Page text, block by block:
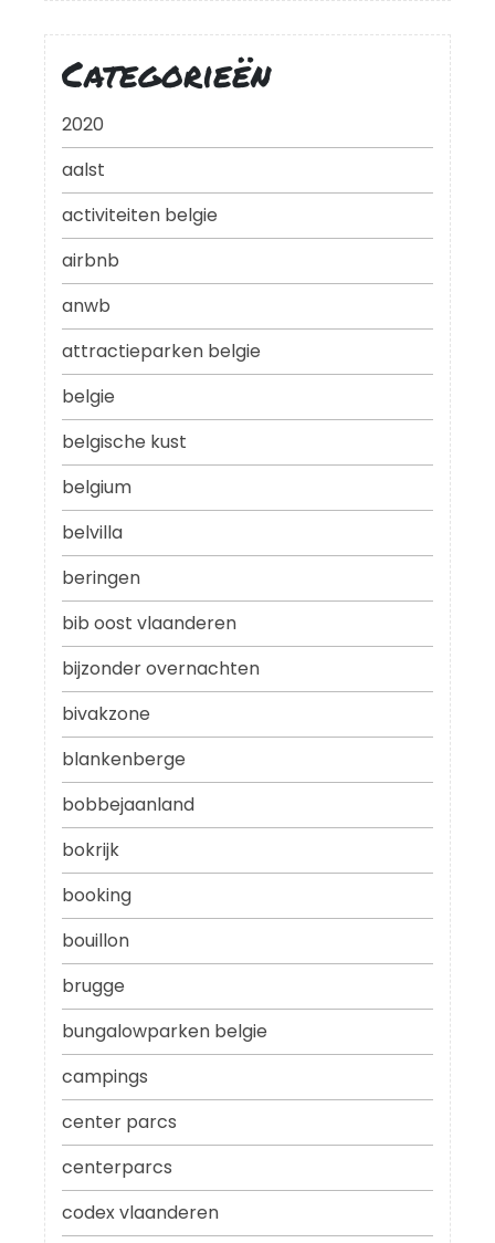
Categorieën
2020
aalst
activiteiten belgie
airbnb
anwb
attractieparken belgie
belgie
belgische kust
belgium
belvilla
beringen
bib oost vlaanderen
bijzonder overnachten
bivakzone
blankenberge
bobbejaanland
bokrijk
booking
bouillon
brugge
bungalowparken belgie
campings
center parcs
centerparcs
codex vlaanderen